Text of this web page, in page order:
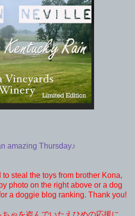
amazing Thursday♪
steal the toys from brother Kona,
photo on the right above or a dog
a doggie blog ranking. Thank you!